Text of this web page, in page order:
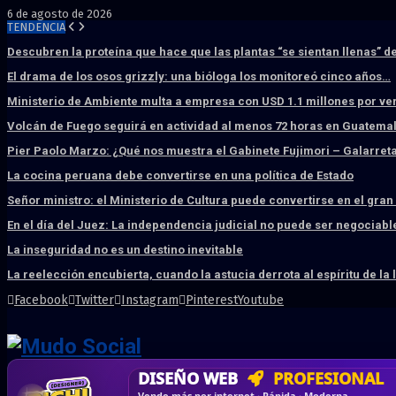
6 de agosto de 2026
TENDENCIA
Descubren la proteína que hace que las plantas “se sientan llenas”
El drama de los osos grizzly: una bióloga los monitoreó cinco años…
Ministerio de Ambiente multa a empresa con USD 1.1 millones por
Volcán de Fuego seguirá en actividad al menos 72 horas en
Pier Paolo Marzo: ¿Qué nos muestra el Gabinete Fujimori –
La cocina peruana debe convertirse en una política de Estado
Señor ministro: el Ministerio de Cultura puede convertirse en el
En el día del Juez: La independencia judicial no puede ser
La inseguridad no es un destino inevitable
La reelección encubierta, cuando la astucia derrota al espíritu de la
Facebook Twitter Instagram PinterestYoutube
HOSTING SSD SÚPER RÁPIDO
DISEÑO WEB PROFESIONAL
CRM & DASHBOARD A MEDIDA
CORREO CORPORATIVO